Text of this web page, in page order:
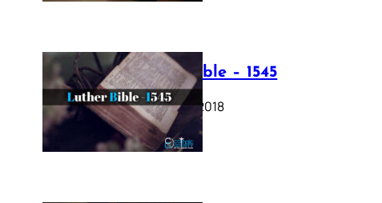
Luther Bible – 1545
October 17, 2018